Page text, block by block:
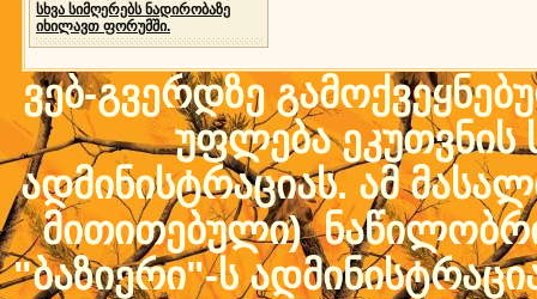
სხვა სიმღერებს ნადირობაზე
იხილავთ ფორუმში.
ვებ-გვერდზე
უფლება ეკუთვნის
ადმინისტრაციას. ამ
მითითებული)
"ბაზიერი"-ს